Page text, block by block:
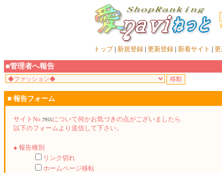
トップ| 新規登録 | 更新登録 | 新着サイト |
■管理者へ報告
■ 報告フォーム
サイトNo.7955について何かお気づきの点がございましたら
以下のフォームより送信して下さい。
● 報告種別
リンク切れ
ホームページ移転